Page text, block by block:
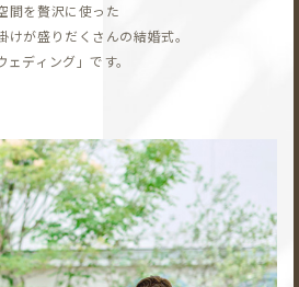
間を贅沢に使った
が盛りだくさんの結婚式。
ディング」です。